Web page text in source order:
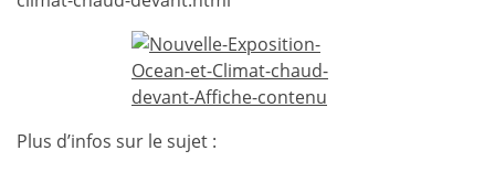
Plus d’infos sur le sujet :